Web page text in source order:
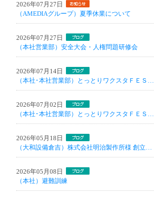
2026年07月27日
（AMEDIAグループ）夏季休業について
2026年07月27日
（本社営業部）安全大会・人権問題研修会
2026年07月14日
（本社･本社営業部）とっとりワクスタＦＥＳ…
2026年07月02日
（本社･本社営業部）とっとりワクスタＦＥＳ…
2026年05月18日
（大和設備倉吉）株式会社明治製作所様 創立…
2026年05月08日
（本社）避難訓練